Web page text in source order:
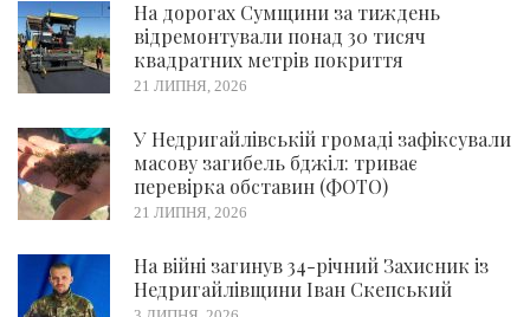
На дорогах Сумщини за тиждень
відремонтували понад 30 тисяч
квадратних метрів покриття
21 ЛИПНЯ, 2026
У Недригайлівській громаді зафіксували
масову загибель бджіл: триває
перевірка обставин (ФОТО)
21 ЛИПНЯ, 2026
На війні загинув 34-річний Захисник із
Недригайлівщини Іван Скепський